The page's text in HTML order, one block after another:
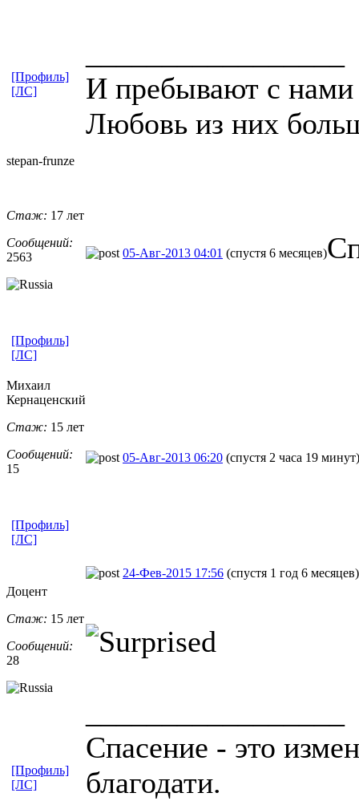
И пребывают с
Любовь из них
[Профиль]
[ЛС]
stepan-frunz​e
Стаж: 17 лет
Сообщений:
2563
05-Авг-2013 04:01 (спустя 6 месяцев)
[Профиль]
[ЛС]
Михаил
Кернаценский
Стаж: 15 лет
Сообщений:
15
05-Авг-2013 06:20 (спустя 2 часа 19 минут)
[Профиль]
[ЛС]
Доцент
Стаж: 15 лет
Сообщений:
28
24-Фев-2015 17:56 (спустя 1 год 6 месяцев)
Спасение - это
благодати.
[Профиль]
[ЛС]